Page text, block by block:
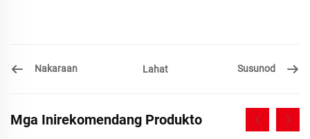
Nakaraan Lahat Susunod
Mga Inirekomendang Produkto